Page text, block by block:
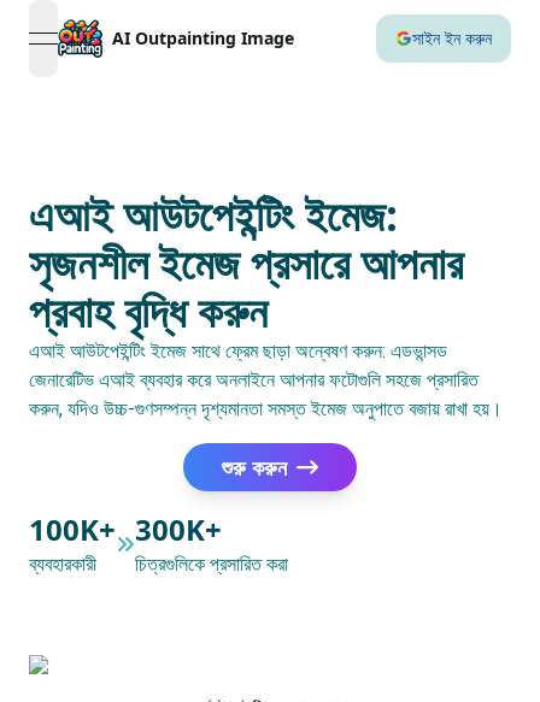
open navigation menu
AI Outpainting Image সাইন ইন করুন
এআই আউটপেইন্টিং ইমেজ:
সৃজনশীল ইমেজ প্রসারে আপনার
প্রবাহ বৃদ্ধি করুন
এআই আউটপেইন্টিং ইমেজ সাথে ফ্রেম ছাড়া অন্বেষণ করুন: এডভান্সড
জেনারেটিভ এআই ব্যবহার করে অনলাইনে আপনার ফটোগুলি সহজে প্রসারিত
করুন, যদিও উচ্চ-গুণসম্পন্ন দৃশ্যমানতা সমস্ত ইমেজ অনুপাতে বজায় রাখা হয়।
শুরু করুন
100K+
ব্যবহারকারী
300K+
চিত্রগুলিকে প্রসারিত করা